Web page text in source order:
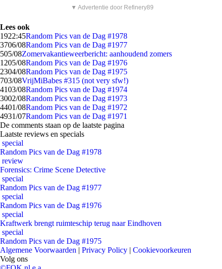
▼ Advertentie door Refinery89
Lees ook
1922:45Random Pics van de Dag #1978
3706/08Random Pics van de Dag #1977
505/08Zomervakantieweerbericht: aanhoudend zomers
1205/08Random Pics van de Dag #1976
2304/08Random Pics van de Dag #1975
703/08VrijMiBabes #315 (not very sfw!)
4103/08Random Pics van de Dag #1974
3002/08Random Pics van de Dag #1973
4401/08Random Pics van de Dag #1972
4931/07Random Pics van de Dag #1971
De comments staan op de laatste pagina
Laatste reviews en specials
special
Random Pics van de Dag #1978
review
Forensics: Crime Scene Detective
special
Random Pics van de Dag #1977
special
Random Pics van de Dag #1976
special
Kraftwerk brengt ruimteschip terug naar Eindhoven
special
Random Pics van de Dag #1975
Algemene Voorwaarden | Privacy Policy | Cookievoorkeuren
Volg ons